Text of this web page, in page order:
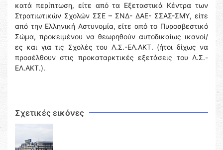
κατά περίπτωση, είτε από τα Εξεταστικά Κέντρα των
Στρατιωτικών Σχολών ΣΣΕ – ΣΝΔ- ΔΑΕ- ΣΣΑΣ-ΣΜΥ, είτε
από την Ελληνική Αστυνομία, είτε από το Πυροσβεστικό
Σώμα, προκειμένου να θεωρηθούν αυτοδικαίως ικανοί/
ες και για τις Σχολές του Λ.Σ.-ΕΛ.ΑΚΤ. (ήτοι δίχως να
προσέλθουν στις προκαταρκτικές εξετάσεις του Λ.Σ.-
ΕΛ.ΑΚΤ.).
Σχετικές εικόνες